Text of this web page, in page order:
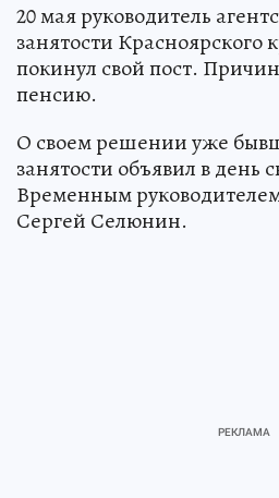
20 мая руководитель
занятости Красноярского
покинул свой пост.
пенсию.
О своем решении уже
занятости объявил в день
Временным руководителем
Сергей Селюнин.